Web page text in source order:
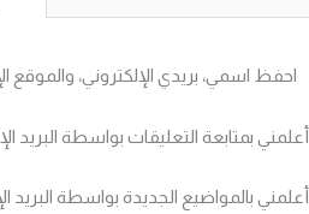
احفظ اسمي، بريدي الإلكتروني، والموقع
أعلمني بمتابعة التعليقات بواسطة البريد
أعلمني بالمواضيع الجديدة بواسطة البريد